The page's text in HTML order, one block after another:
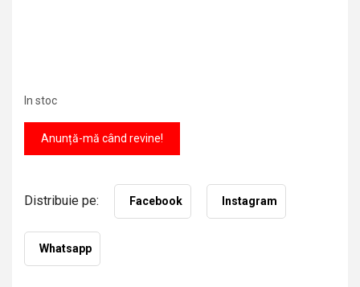
In stoc
Anunță-mă când revine!
Distribuie pe: Facebook Instagram
Whatsapp